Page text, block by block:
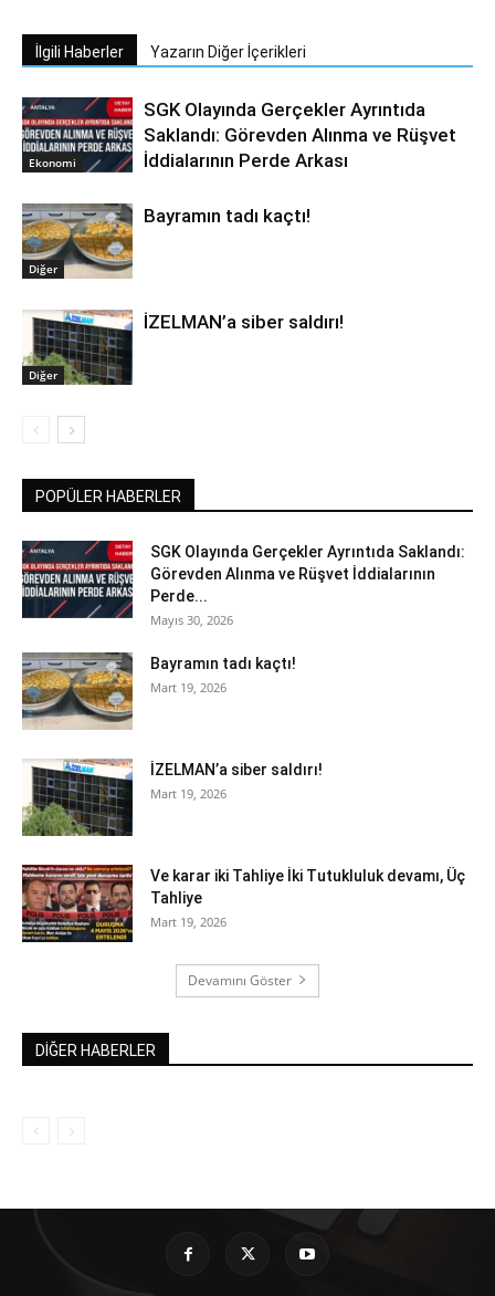
İlgili Haberler Yazarın Diğer İçerikleri
Ekonomi
SGK Olayında Gerçekler Ayrıntıda
Saklandı: Görevden Alınma ve Rüşvet
İddialarının Perde Arkası
Diğer
Bayramın tadı kaçtı!
Diğer
İZELMAN’a siber saldırı!
POPÜLER HABERLER
SGK Olayında Gerçekler Ayrıntıda Saklandı:
Görevden Alınma ve Rüşvet İddialarının
Perde...
Mayıs 30, 2026
Bayramın tadı kaçtı!
Mart 19, 2026
İZELMAN’a siber saldırı!
Mart 19, 2026
Ve karar iki Tahliye İki Tutukluluk devamı, Üç
Tahliye
Mart 19, 2026
Devamını Göster
DİĞER HABERLER